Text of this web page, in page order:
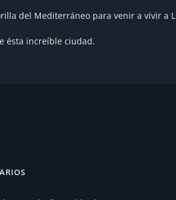
del Mediterráneo para venir a
ésta increíble ciudad.